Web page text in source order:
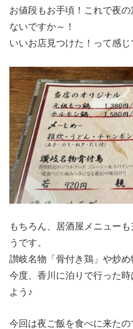
お値段もお手頃！これで夜
ないですか～！
いいお店見つけた！って感じ
もちろん、居酒屋メニュー
うです。
讃岐名物「骨付き鶏」や炒め
今度、香川に泊りで行った
よう♪
今回は夜ご飯を食べに来た